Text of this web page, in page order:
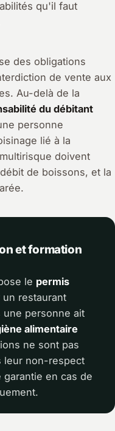
qu'il faut
des obligations
de vente aux
Au-delà de la
du débitant
personne
lié à la
doivent
de boissons, et la
et formation
le permis
un restaurant
personne ait
alimentaire
ne sont pas
leur non-respect
en cas de